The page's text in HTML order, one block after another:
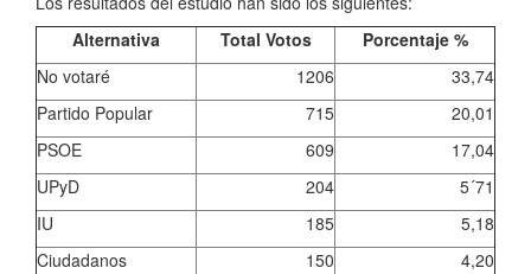
Alternativa
Total Votos
Porcentaje %
No votaré
1206
33,74
Partido Popular
715
20,01
PSOE
609
17,04
UPyD
204
5´71
IU
185
5,18
Ciudadanos
150
4,20